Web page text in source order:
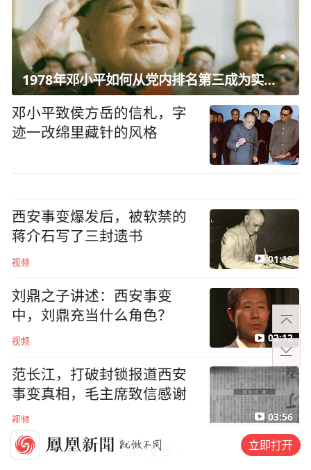
1978年邓小平如何从党内排名第三成为实际核心？
邓小平致侯方岳的信札，字
迹一改绵里藏针的风格
西安事变爆发后，被软禁的
蒋介石写了三封遗书
视频 01:19
刘鼎之子讲述：西安事变
中，刘鼎充当什么角色？
视频 02:12
范长江，打破封锁报道西安
事变真相，毛主席致信感谢
视频 03:56
展开更多 立即打开